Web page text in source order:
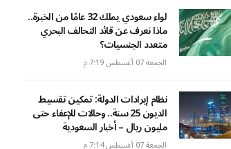
لواء سعودي يملك 32 عامًا من الخبرة..
ماذا نعرف عن قائد التحالف البحري
متعدد الجنسيات؟
الجمعة 07 أغسطس 7:19 م
نظام إيرادات الدولة: تمكين تقسيط
الديون 25 سنة.. وحالات للإعفاء حتى
مليون ريال – أخبار السعودية
الجمعة 07 أغسطس 7:14 م